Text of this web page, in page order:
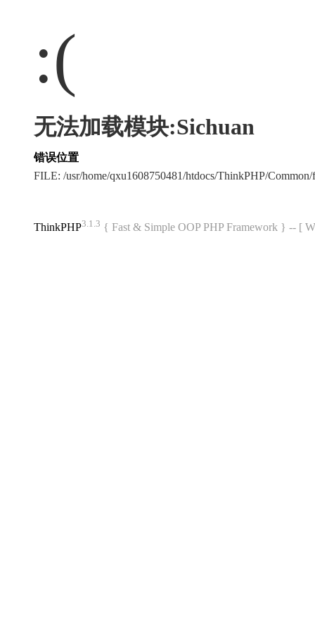
:(
无法加载模块:Sichuan
错误位置
FILE: /usr/home/qxu1608750481/htdocs/ThinkPHP/
ThinkPHP3.1.3 { Fast & Simple OOP PHP Framework } -- [